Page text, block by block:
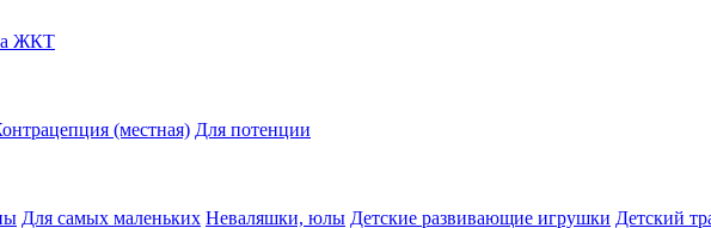
ЖКТ
(местная) Для потенции
Для самых маленьких Неваляшки, юлы Детские развивающие игрушки Детский